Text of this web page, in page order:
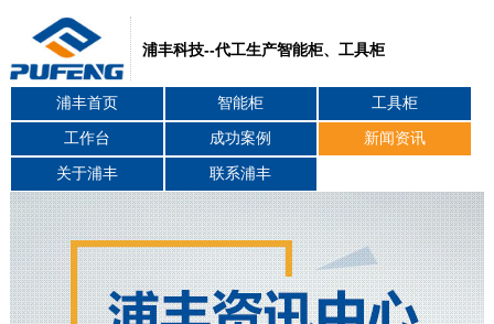
浦丰科技--代工生产智能柜、工具柜
浦丰首页 智能柜 工具柜
工作台 成功案例 新闻资讯
关于浦丰 联系浦丰